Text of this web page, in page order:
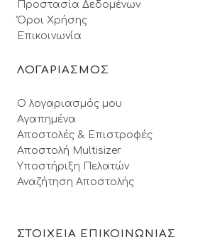
Προστασία Δεδομένων
Όροι Xρήσης
Επικοινωνία
ΛΟΓΑΡΙΑΣΜΟΣ
Ο λογαριασμός μου
Αγαπημένα
Αποστολές & Επιστροφές
Αποστολή Multisizer
Υποστήριξη Πελατών
Αναζήτηση Αποστολής
ΣΤΟΙΧΕΙΑ ΕΠΙΚΟΙΝΩΝΙΑΣ